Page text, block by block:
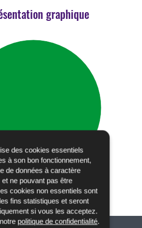
des cookies essentiels
à son bon fonctionnement,
de données à caractère
et ne pouvant pas être
cookies non essentiels sont
fins statistiques et seront
si vous les acceptez.
politique de confidentialité.
graphique
04/2024